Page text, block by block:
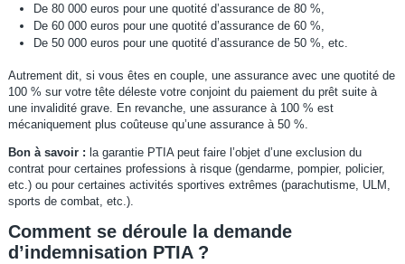
De 80 000 euros pour une quotité d’assurance de 80 %,
De 60 000 euros pour une quotité d’assurance de 60 %,
De 50 000 euros pour une quotité d’assurance de 50 %, etc.
Autrement dit, si vous êtes en couple, une assurance avec une quotité de
100 % sur votre tête déleste votre conjoint du paiement du prêt suite à
une invalidité grave. En revanche, une assurance à 100 % est
mécaniquement plus coûteuse qu’une assurance à 50 %.
Bon à savoir : la garantie PTIA peut faire l’objet d’une exclusion du
contrat pour certaines professions à risque (gendarme, pompier, policier,
etc.) ou pour certaines activités sportives extrêmes (parachutisme, ULM,
sports de combat, etc.).
Comment se déroule la demande
d’indemnisation PTIA ?